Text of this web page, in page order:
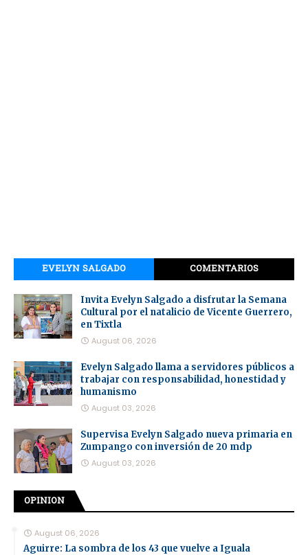
EVELYN SALGADO COMENTARIOS
Invita Evelyn Salgado a disfrutar la Semana
Cultural por el natalicio de Vicente Guerrero,
en Tixtla
August 06, 2026
Evelyn Salgado llama a servidores públicos a
trabajar con responsabilidad, honestidad y
humanismo
August 03, 2026
Supervisa Evelyn Salgado nueva primaria en
Zumpango con inversión de 20 mdp
August 03, 2026
OPINION
August 06, 2026
Aguirre: La sombra de los 43 que vuelve a Iguala